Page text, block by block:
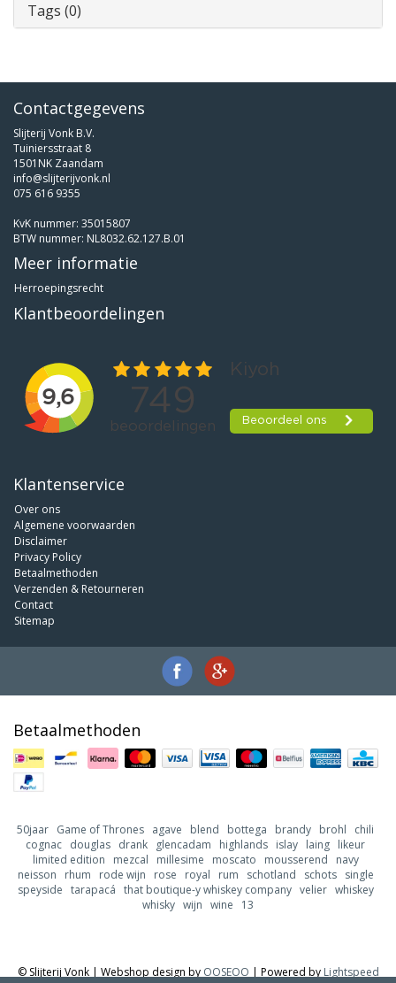
Tags (0)
Contactgegevens
Slijterij Vonk B.V.
Tuiniersstraat 8
1501NK Zaandam
info@slijterijvonk.nl
075 616 9355
KvK nummer: 35015807
BTW nummer: NL8032.62.127.B.01
Meer informatie
Herroepingsrecht
Klantbeoordelingen
Klantenservice
Over ons
Algemene voorwaarden
Disclaimer
Privacy Policy
Betaalmethoden
Verzenden & Retourneren
Contact
Sitemap
Betaalmethoden
50jaar Game of Thrones agave blend bottega brandy brohl
chili
cognac douglas drank glencadam highlands islay laing likeur
limited edition
mezcal millesime moscato mousserend
navy
neisson
rhum rode wijn rose royal rum schotland schots
single
speyside tarapacá that boutique-y whiskey company velier whiskey
whisky wijn wine 13
© Slijterij Vonk | Webshop design by OOSEOO | Powered by Lightspeed